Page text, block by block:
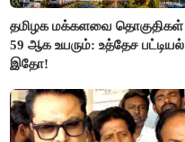
தமிழக மக்களவை தொகுதிகள்
59 ஆக உயரும்: உத்தேச பட்டியல்
இதோ!